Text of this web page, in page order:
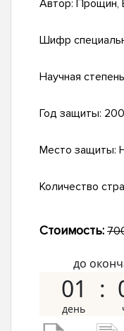
Автор: Прощин,
Шифр
Научная
Год защиты:
Место защиты:
Количество
Стоимость:
до
01